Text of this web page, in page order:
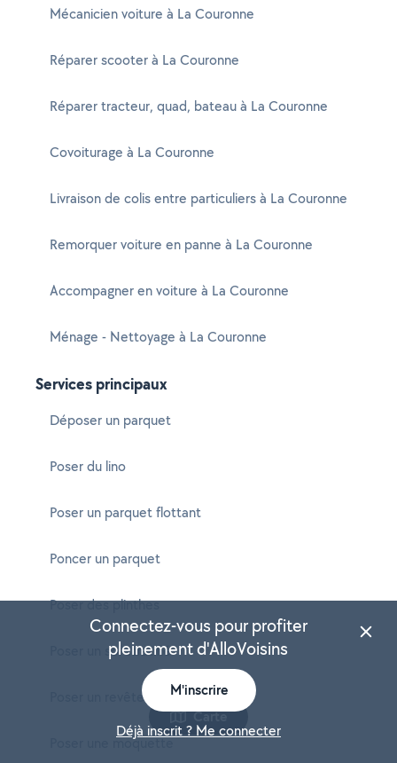
Mécanicien voiture à La Couronne
Réparer scooter à La Couronne
Réparer tracteur, quad, bateau à La Couronne
Covoiturage à La Couronne
Livraison de colis entre particuliers à La Couronne
Remorquer voiture en panne à La Couronne
Accompagner en voiture à La Couronne
Ménage - Nettoyage à La Couronne
Services principaux
Déposer un parquet
Poser du lino
Poser un parquet flottant
Poncer un parquet
Poser des plinthes
Poser un sol stratifié
Poser un revêtement de sol
Poser une moquette
Carte
Connectez-vous pour profiter
pleinement d'AlloVoisins
M'inscrire
Déjà inscrit ? Me connecter